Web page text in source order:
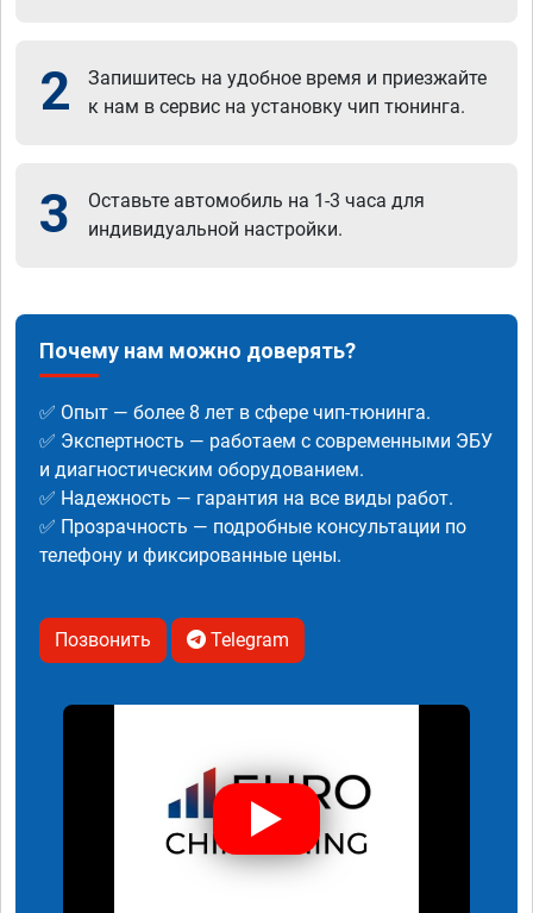
2
Запишитесь на удобное время и приезжайте
к нам в сервис на установку чип тюнинга.
3
Оставьте автомобиль на 1-3 часа для
индивидуальной настройки.
Почему нам можно доверять?
✅ Опыт — более 8 лет в сфере чип-тюнинга.
✅ Экспертность — работаем с современными ЭБУ
и диагностическим оборудованием.
✅ Надежность — гарантия на все виды работ.
✅ Прозрачность — подробные консультации по
телефону и фиксированные цены.
Позвонить Telegram